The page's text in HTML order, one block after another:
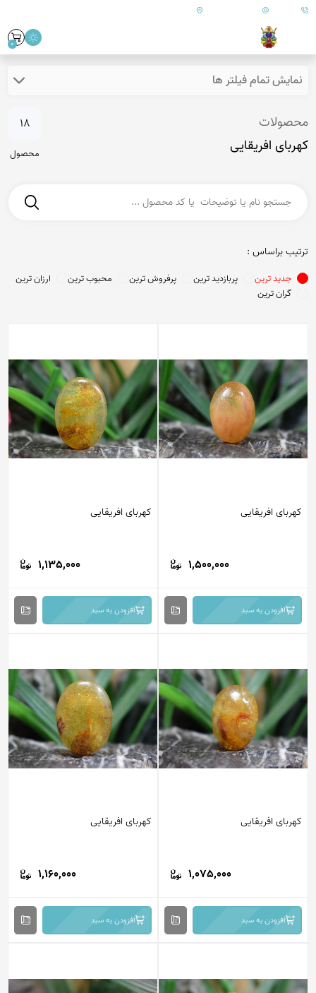
09179890157 ایران - فارس - کازرون
0
نمایش تمام فیلتر ها
محصولات
کهربای افریقایی
18
محصول
ترتیب براساس :
جدید ترین پربازدید ترین پرفروش ترین محبوب ترین
ارزان ترین
گران ترین
کهربای افریقایی
1,500,000
افزودن به سبد
کهربای افریقایی
1,135,000
افزودن به سبد
کهربای افریقایی
1,075,000
افزودن به سبد
کهربای افریقایی
1,160,000
افزودن به سبد